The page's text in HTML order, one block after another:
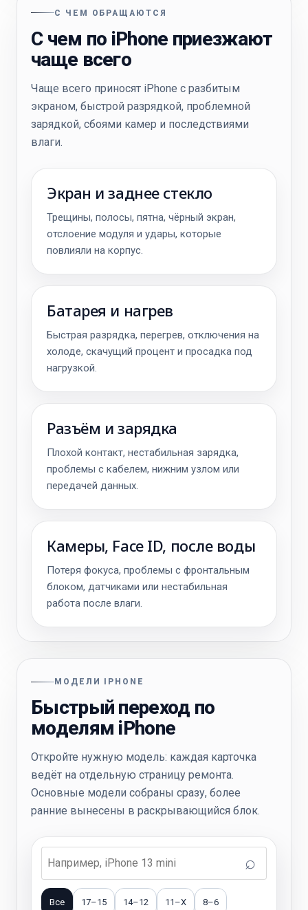
С ЧЕМ ОБРАЩАЮТСЯ
С чем по iPhone приезжают
чаще всего
Чаще всего приносят iPhone с разбитым
экраном, быстрой разрядкой, проблемной
зарядкой, сбоями камер и последствиями
влаги.
Экран и заднее стекло
Трещины, полосы, пятна, чёрный экран,
отслоение модуля и удары, которые
повлияли на корпус.
Батарея и нагрев
Быстрая разрядка, перегрев, отключения на
холоде, скачущий процент и просадка под
нагрузкой.
Разъём и зарядка
Плохой контакт, нестабильная зарядка,
проблемы с кабелем, нижним узлом или
передачей данных.
Камеры, Face ID, после воды
Потеря фокуса, проблемы с фронтальным
блоком, датчиками или нестабильная
работа после влаги.
МОДЕЛИ IPHONE
Быстрый переход по
моделям iPhone
Откройте нужную модель: каждая карточка
ведёт на отдельную страницу ремонта.
Основные модели собраны сразу, более
ранние вынесены в раскрывающийся блок.
модель
iPhone
Все 17–15 14–12 11–X 8–6